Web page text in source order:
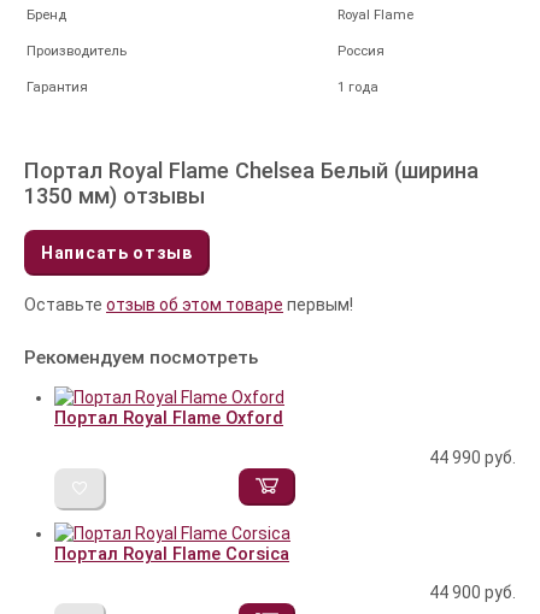
Бренд Royal Flame
Производитель Россия
Гарантия 1 года
Портал Royal Flame Chelsea Белый (ширина
1350 мм) отзывы
Написать отзыв
Оставьте отзыв об этом товаре первым!
Рекомендуем посмотреть
Портал Royal Flame Oxford
44 990 руб.
Портал Royal Flame Corsica
44 900 руб.